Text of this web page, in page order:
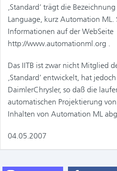
‚Standard‘ trägt die
Language, kurz Automation ML.
Informationen auf der WebSeite
http://www.automationml.org .
Das IITB ist zwar nicht Mitglied
‚Standard‘ entwickelt, hat
DaimlerChrysler, so daß die
automatischen Projektierung
Inhalten von Automation ML
04.05.2007